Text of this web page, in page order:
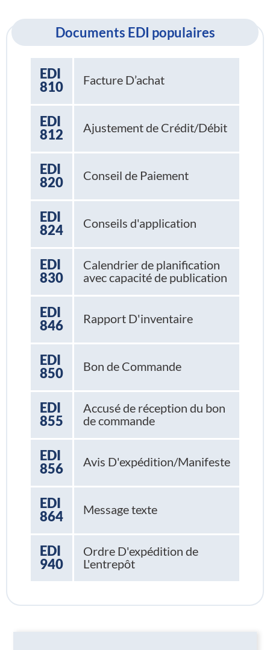
Documents EDI populaires
EDI
810
Facture D’achat
EDI
812
Ajustement de Crédit/Débit
EDI
820
Conseil de Paiement
EDI
824
Conseils d'application
EDI
830
Calendrier de planification
avec capacité de publication
EDI
846
Rapport D'inventaire
EDI
850
Bon de Commande
EDI
855
Accusé de réception du bon
de commande
EDI
856
Avis D'expédition/Manifeste
EDI
864
Message texte
EDI
940
Ordre D'expédition de
L'entrepôt